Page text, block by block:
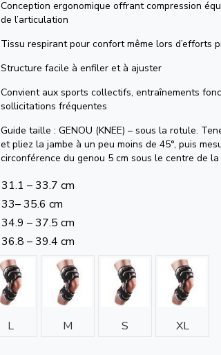
Conception ergonomique offrant compression
de l’articulation
Tissu respirant pour confort même lors d’efforts
Structure facile à enfiler et à ajuster
Convient aux sports collectifs, entraînements
sollicitations fréquentes
Guide taille : GENOU (KNEE) – sous la rotule.
et pliez la jambe à un peu moins de 45°, puis
circonférence du genou 5 cm sous le centre de
31.1 – 33.7 cm
33– 35.6 cm
34.9 – 37.5 cm
36.8 – 39.4 cm
L M S XL